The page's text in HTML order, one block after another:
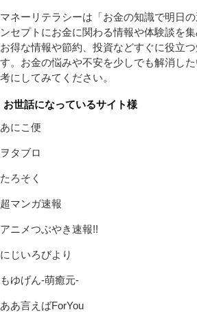
マネーリテラシーは「お金の知識で明日
ンセプトにお金に関わる情報や体験談を集
お得な情報や節約、投資などすぐに役立
す。お金の悩みや不安を少しでも解消し
考にしてみてください。
お世話になっているサイト様
あにこ便
ヲタブロ
たろそく
超マンガ速報
アニメつぶやき速報!!
にじいろびより
もゆげん-萌癒元-
ああ言えばForYou